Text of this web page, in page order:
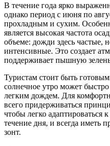
В течение года ярко
однако период с июня по
прохладным и сухим.
является высокая частота
объеме: дожди здесь частые,
интенсивные. Это создает
поддерживает пышную зелень
Туристам стоит быть
солнечное утро может
легким дождем. Для
всего придерживаться
чтобы легко адаптироваться
течение дня, и всегда иметь
зонт.